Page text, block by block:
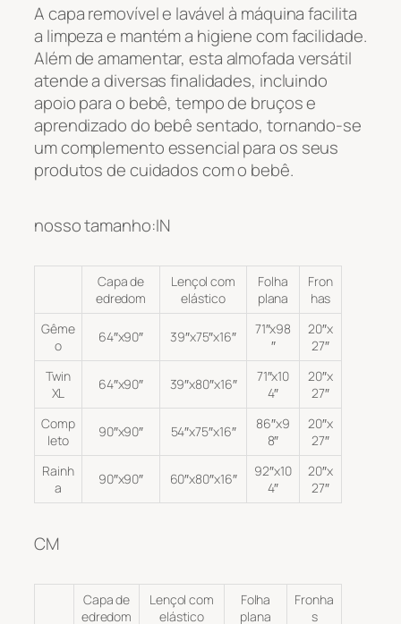
A capa removível e lavável à máquina facilita
a limpeza e mantém a higiene com facilidade.
Além de amamentar, esta almofada versátil
atende a diversas finalidades, incluindo
apoio para o bebê, tempo de bruços e
aprendizado do bebê sentado, tornando-se
um complemento essencial para os seus
produtos de cuidados com o bebê.
nosso tamanho:IN
Capa de
edredom
Lençol com
elástico
Folha
plana
Fron
has
Gême
o
64″x90″ 39″x75″x16″
71″x98
″
20″x
27″
Twin
XL
64″x90″ 39″x80″x16″
71″x10
4″
20″x
27″
Comp
leto
90″x90″ 54″x75″x16″
86″x9
8″
20″x
27″
Rainh
a
90″x90″ 60″x80″x16″
92″x10
4″
20″x
27″
CM
Capa de
edredom
Lençol com
elástico
Folha
plana
Fronha
s